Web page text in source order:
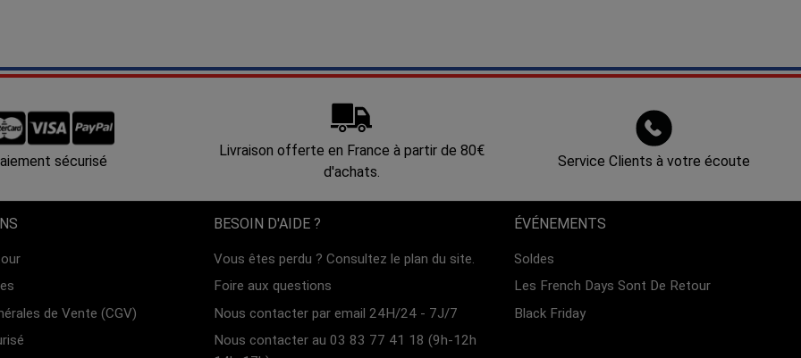
sécurisé
Livraison offerte en France à partir de 80€
d'achats.
Service Clients à votre écoute
de Vente (CGV)
BESOIN D'AIDE ?
Vous êtes perdu ? Consultez le plan du site.
Foire aux questions
Nous contacter par email 24H/24 - 7J/7
Nous contacter au 03 83 77 41 18 (9h-12h
ÉVÉNEMENTS
Soldes
Les French Days Sont De Retour
Black Friday